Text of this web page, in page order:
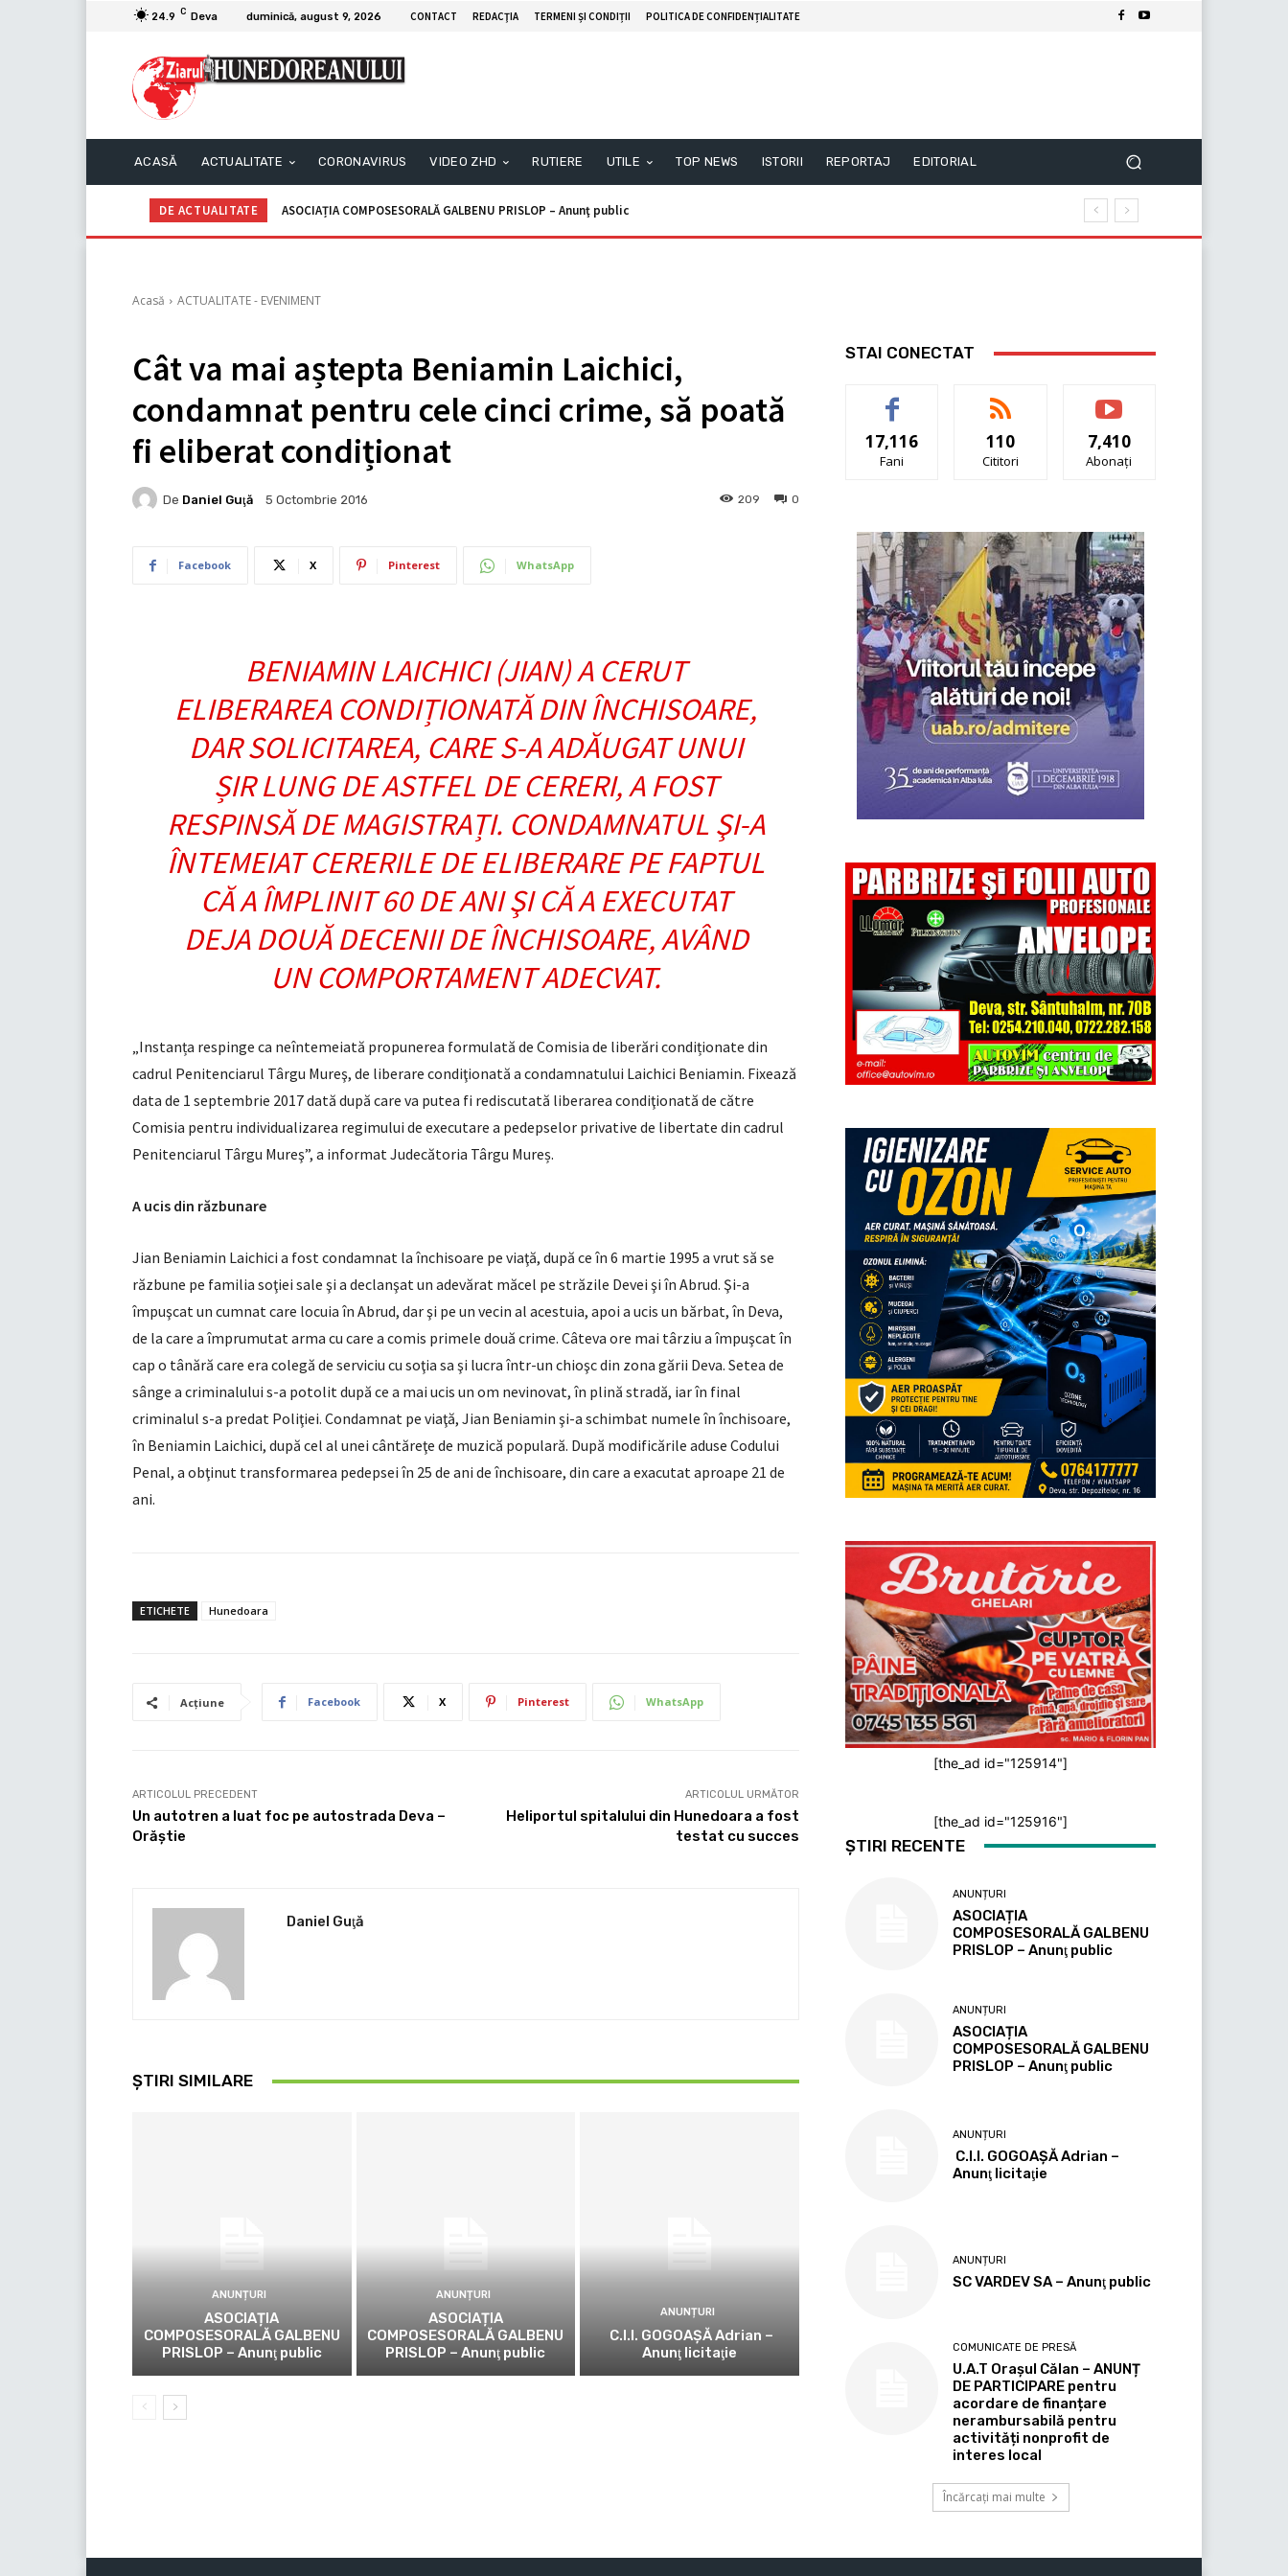
24.9 C Deva duminică, august 9, 2026 CONTACT REDACŢIA TERMENI ȘI CONDIȚII POLITICA DE CONFIDENȚIALITATE
ACASĂ ACTUALITATE CORONAVIRUS VIDEO ZHD RUTIERE UTILE TOP NEWS ISTORII REPORTAJ EDITORIAL
DE ACTUALITATE ASOCIAȚIA COMPOSESORALĂ GALBENU PRISLOP – Anunţ public
C.I.I. GOGOAŞĂ Adrian – Anunţ licitaţie
Acasă ACTUALITATE - EVENIMENT
Cât va mai aștepta Beniamin Laichici,
condamnat pentru cele cinci crime, să poată
fi eliberat condiționat
De Daniel Guţă 5 Octombrie 2016 0
209
Facebook X Pinterest WhatsApp
BENIAMIN LAICHICI (JIAN) A CERUT
ELIBERAREA CONDIȚIONATĂ DIN ÎNCHISOARE,
DAR SOLICITAREA, CARE S-A ADĂUGAT UNUI
ȘIR LUNG DE ASTFEL DE CERERI, A FOST
RESPINSĂ DE MAGISTRAȚI. CONDAMNATUL ŞI-A
ÎNTEMEIAT CERERILE DE ELIBERARE PE FAPTUL
CĂ A ÎMPLINIT 60 DE ANI ŞI CĂ A EXECUTAT
DEJA DOUĂ DECENII DE ÎNCHISOARE, AVÂND
UN COMPORTAMENT ADECVAT.
„Instanța respinge ca neîntemeiată propunerea formulată de Comisia de liberări condiționate din
cadrul Penitenciarul Târgu Mureş, de liberare condiţionată a condamnatului Laichici Beniamin. Fixează
data de 1 septembrie 2017 dată după care va putea fi rediscutată liberarea condiţionată de către
Comisia pentru individualizarea regimului de executare a pedepselor privative de libertate din cadrul
Penitenciarul Târgu Mureş”, a informat Judecătoria Târgu Mureș.
A ucis din răzbunare
Jian Beniamin Laichici a fost condamnat la închisoare pe viaţă, după ce în 6 martie 1995 a vrut să se
răzbune pe familia soţiei sale şi a declanşat un adevărat măcel pe străzile Devei şi în Abrud. Şi-a
împuşcat un cumnat care locuia în Abrud, dar şi pe un vecin al acestuia, apoi a ucis un bărbat, în Deva,
de la care a împrumutat arma cu care a comis primele două crime. Câteva ore mai târziu a împuşcat în
cap o tânără care era colegă de serviciu cu soţia sa şi lucra într-un chioşc din zona gării Deva. Setea de
sânge a criminalului s-a potolit după ce a mai ucis un om nevinovat, în plină stradă, iar în final
criminalul s-a predat Poliţiei. Condamnat pe viaţă, Jian Beniamin şi-a schimbat numele în închisoare,
în Beniamin Laichici, după cel al unei cântăreţe de muzică populară. După modificările aduse Codului
Penal, a obţinut transformarea pedepsei în 25 de ani de închisoare, din care a exacutat aproape 21 de
ani.
ETICHETE Hunedoara
Acțiune Facebook X Pinterest WhatsApp
ARTICOLUL PRECEDENT
Un autotren a luat foc pe autostrada Deva –
Orăștie
ARTICOLUL URMĂTOR
Heliportul spitalului din Hunedoara a fost
testat cu succes
Daniel Guţă
ȘTIRI SIMILARE
ANUNȚURI
ASOCIAȚIA
COMPOSESORALĂ GALBENU
PRISLOP – Anunţ public
ANUNȚURI
ASOCIAȚIA
COMPOSESORALĂ GALBENU
PRISLOP – Anunţ public
ANUNȚURI
C.I.I. GOGOAŞĂ Adrian –
Anunţ licitaţie
STAI CONECTAT
17,116
Fani
110
Cititori
7,410
Abonați
[the_ad id="125914"]
[the_ad id="125916"]
ȘTIRI RECENTE
ANUNȚURI
ASOCIAȚIA
COMPOSESORALĂ GALBENU
PRISLOP – Anunţ public
ANUNȚURI
ASOCIAȚIA
COMPOSESORALĂ GALBENU
PRISLOP – Anunţ public
ANUNȚURI
C.I.I. GOGOAŞĂ Adrian –
Anunţ licitaţie
ANUNȚURI
SC VARDEV SA – Anunţ public
COMUNICATE DE PRESĂ
U.A.T Orașul Călan – ANUNȚ
DE PARTICIPARE pentru
acordare de finanțare
nerambursabilă pentru
activități nonprofit de
interes local
Încărcați mai multe